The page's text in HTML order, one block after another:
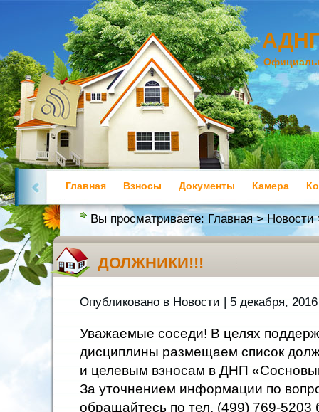
Главная Взносы Документы Камера
Полезная информация
Вы просматриваете: Главная>Новости
ДОЛЖНИКИ!!!
Опубликовано в Новости | 5 декабря, 2016
Уважаемые соседи! В целях
дисциплины размещаем список
и целевым взносам в ДНП
За уточнением информации по
обращайтесь по тел. (499) 769-5203